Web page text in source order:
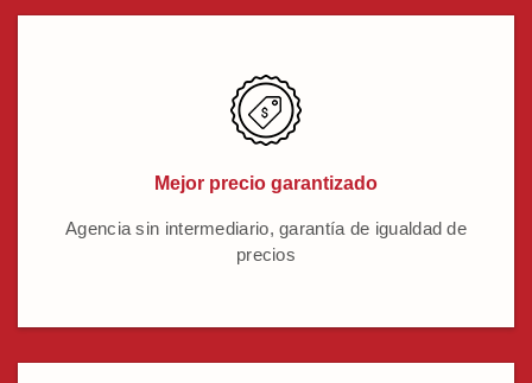
Mejor precio garantizado
Agencia sin intermediario, garantía de igualdad de
precios